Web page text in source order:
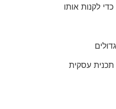
לקנות אותו
תכנית עסקית